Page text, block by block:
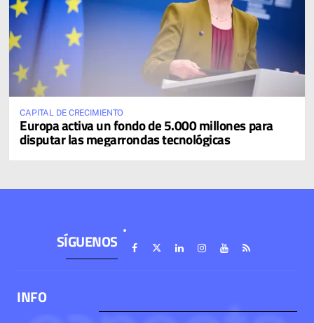
CAPITAL DE CRECIMIENTO
Europa activa un fondo de 5.000 millones para
disputar las megarrondas tecnológicas
SÍGUENOS
INFO